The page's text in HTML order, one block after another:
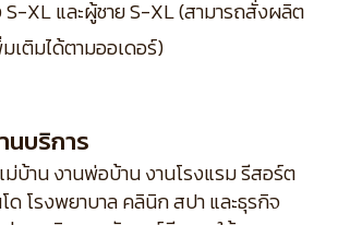
XL และผู้ชาย S-XL (สามารถสั่งผลิต
เติมได้ตามออเดอร์)
นบริการ
ม่บ้าน งานพ่อบ้าน งานโรงแรม รีสอร์ต
โรงพยาบาล คลินิก สปา และธุรกิจ